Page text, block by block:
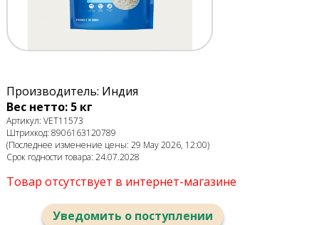
Производитель: Индия
Вес нетто: 5 кг
Артикул: VET11573
Штрихкод: 8906163120789
(Последнее изменение цены: 29 May 2026, 12:00)
Срок годности товара: 24.07.2028
Товар отсутствует в интернет-магазине
Уведомить о поступлении